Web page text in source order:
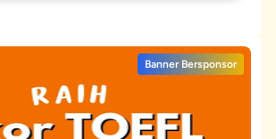
Banner Bersponsor